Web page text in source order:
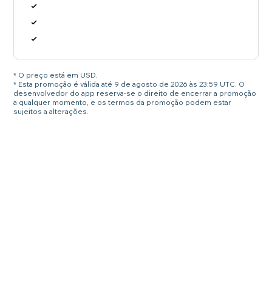
* O preço está em USD.
* Esta promoção é válida até 9 de agosto de 2026 às 23:59 UTC. O
desenvolvedor do app reserva-se o direito de encerrar a promoção
a qualquer momento, e os termos da promoção podem estar
sujeitos a alterações.